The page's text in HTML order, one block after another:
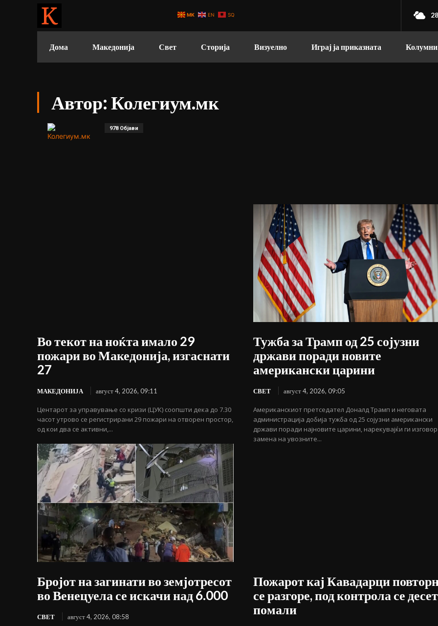
Дома Македонија Свет Сторија Визуелно Играј ја приказната Колумни
Автор:Колегиум.мк
978 Објави
Во текот на ноќта имало 29
пожари во Македонија, изгаснати
27
МАКЕДОНИЈА август 4, 2026, 09:11
Центарот за управување со кризи (ЦУК) соопшти дека до 7.30
часот утрово се регистрирани 29 пожари на отворен простор,
од кои два се активни,...
Тужба за Трамп од 25 сојузни
држави поради новите
американски царини
СВЕТ август 4, 2026, 09:05
Американскиот претседател Доналд Трамп и неговата
администрација добија тужба од 25 сојузни американски
држави поради најновите царини, нарекувајќи ги
замена на увозните...
Бројот на загинати во земјотресот
во Венецуела се искачи над 6.000
СВЕТ август 4, 2026, 08:58
Пожарот кај Кавадарци
се разгоре, под контрола се десет
помали
MK EN SQ